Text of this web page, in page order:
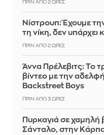
ΠΡΙΝ ΑΠΌ 2 ΏΡΕΣ
Νίστρουπ: Έχουμε
τη νίκη, δεν υπάρχει
ΠΡΙΝ ΑΠΌ 2 ΏΡΕΣ
Άννα Πρέλεβιτς: Το
βίντεο με την
Backstreet Boys
ΠΡΙΝ ΑΠΌ 3 ΏΡΕΣ
Πυρκαγιά σε χαμηλή
Σάνταλο, στην